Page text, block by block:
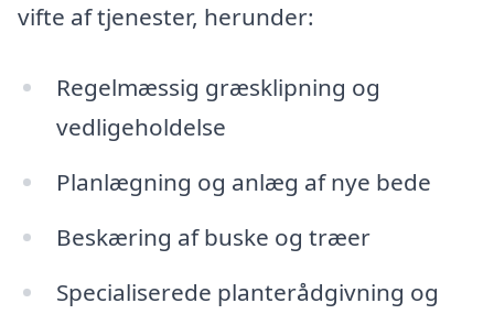
vifte af tjenester, herunder:
Regelmæssig græsklipning og
vedligeholdelse
Planlægning og anlæg af nye bede
Beskæring af buske og træer
Specialiserede planterådgivning og